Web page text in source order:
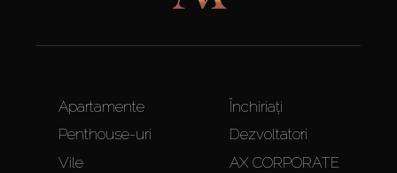
Apartamente
Penthouse-uri
Vile
Închiriați
Dezvoltatori
AX CORPORATE